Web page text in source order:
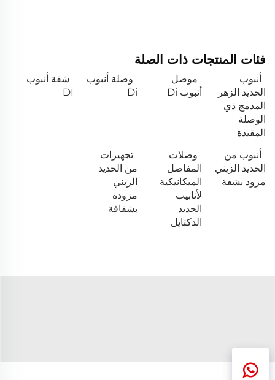
فئات المنتجات ذات الصلة
أنبوب
الحديد الزهر
المدمج ذي
الوصلة
المقيدة
موصل
أنبوب Di
وصلة أنبوب
Di
شفة أنبوب
DI
أنبوب من
الحديد الزيني
مزود بشفة
وصلات
المفاصل
الميكانيكية
لأنابيب
الحديد
الدكتايل
تجهيزات
من الحديد
الزيني
مزودة
بشفافة